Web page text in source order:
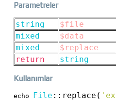
Parametreler
string $file
mixed
$data
mixed
$replace
return
string
Kullanımlar
echo File :: replace(